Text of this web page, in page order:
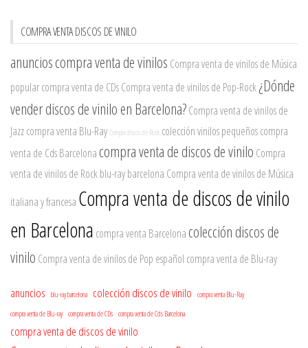
COMPRA VENTA DISCOS DE VINILO
anuncioscompra venta de vinilos Compra venta de vinilos de Música
popularcompra venta de CDsCompra venta de vinilos de Pop-Rock¿Dónde
vender discos de vinilo en Barcelona?Compra venta de vinilos de
Jazzcompra venta Blu-Ray Compra discos de Rock colección vinilos pequeñoscompra
venta de Cds Barcelona compra venta de discos de vinilo Compra
venta de vinilos de Rockblu-ray barcelona Compra venta de vinilos de Música
italiana y francesa Compra venta de discos de vinilo
en Barcelona compra venta Barcelona colección discos de
vinilo Compra venta de vinilos de Pop español compra venta de Blu-ray
anuncios blu-ray barcelona colección discos de vinilo
compra venta Blu-Ray
compra venta de Blu-ray compra venta de CDs compra venta de Cds Barcelona
compra venta de discos de vinilo